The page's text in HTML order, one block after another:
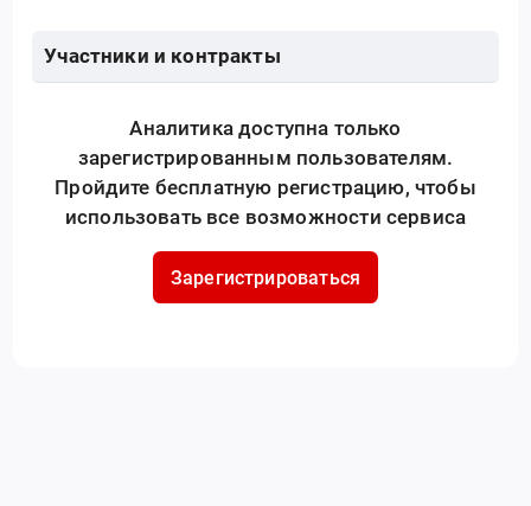
Участники и контракты
Аналитика доступна только
зарегистрированным пользователям.
Пройдите бесплатную регистрацию, чтобы
использовать все возможности сервиса
Зарегистрироваться